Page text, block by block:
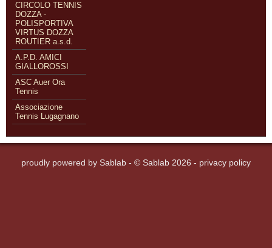
CIRCOLO TENNIS
DOZZA -
POLISPORTIVA
VIRTUS DOZZA
ROUTIER a.s.d.
A.P.D. AMICI
GIALLOROSSI
ASC Auer Ora
Tennis
Associazione
Tennis Lugagnano
proudly powered by Sablab - © Sablab 2026 - privacy policy